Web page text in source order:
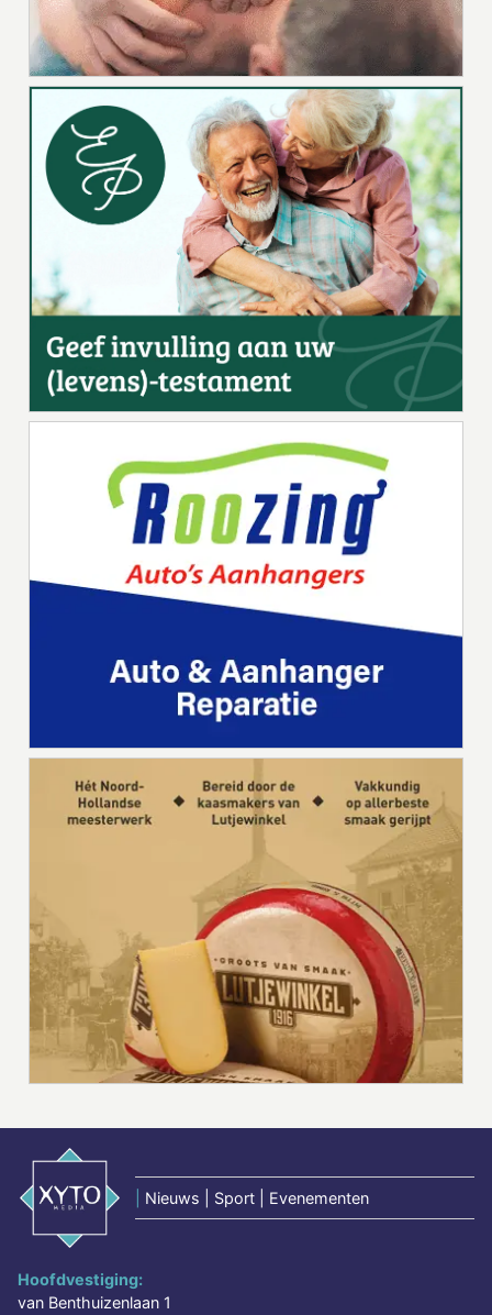
Nieuws | Sport | Evenementen
Hoofdvestiging:
van Benthuizenlaan 1